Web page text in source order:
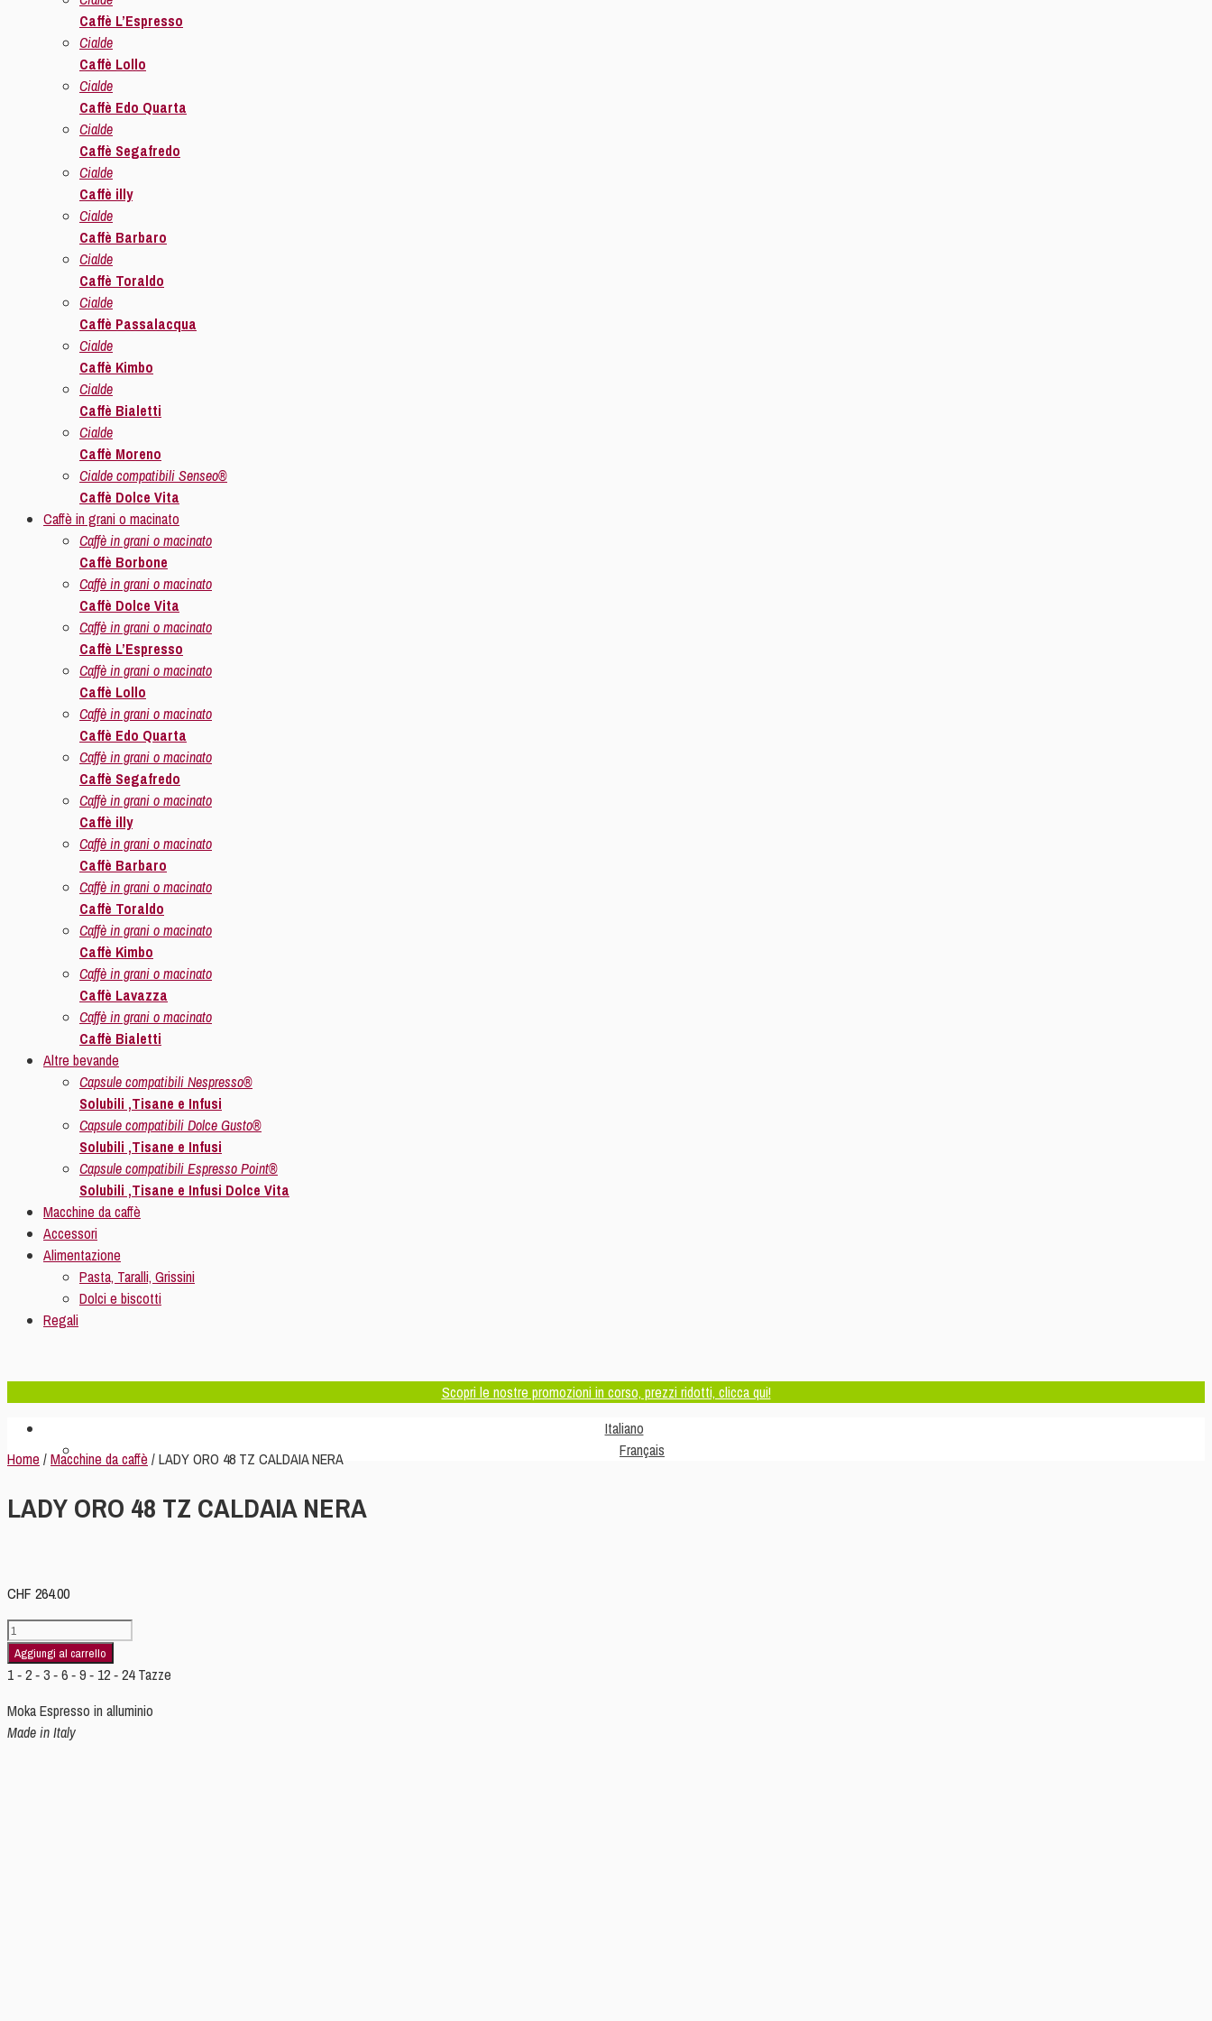
Caffè L’Espresso
Cialde
Caffè Lollo
Cialde
Caffè Edo Quarta
Cialde
Caffè Segafredo
Cialde
Caffè illy
Cialde
Caffè Barbaro
Cialde
Caffè Toraldo
Cialde
Caffè Passalacqua
Cialde
Caffè Kimbo
Cialde
Caffè Bialetti
Cialde
Caffè Moreno
Cialde compatibili Senseo®
Caffè Dolce Vita
Caffè in grani o macinato
Caffè in grani o macinato
Caffè Borbone
Caffè in grani o macinato
Caffè Dolce Vita
Caffè in grani o macinato
Caffè L’Espresso
Caffè in grani o macinato
Caffè Lollo
Caffè in grani o macinato
Caffè Edo Quarta
Caffè in grani o macinato
Caffè Segafredo
Caffè in grani o macinato
Caffè illy
Caffè in grani o macinato
Caffè Barbaro
Caffè in grani o macinato
Caffè Toraldo
Caffè in grani o macinato
Caffè Kimbo
Caffè in grani o macinato
Caffè Lavazza
Caffè in grani o macinato
Caffè Bialetti
Altre bevande
Capsule compatibili Nespresso®
Solubili ,Tisane e Infusi
Capsule compatibili Dolce Gusto®
Solubili ,Tisane e Infusi
Capsule compatibili Espresso Point®
Solubili ,Tisane e Infusi Dolce Vita
Macchine da caffè
Accessori
Alimentazione
Pasta, Taralli, Grissini
Dolci e biscotti
Regali
Scopri le nostre promozioni in corso, prezzi ridotti, clicca qui!
Italiano
Français
Home /Macchine da caffè / LADY ORO 48 TZ CALDAIA NERA
LADY ORO 48 TZ CALDAIA NERA
CHF 264.00
LADY
ORO
48
CALDAIA
NERA
Aggiungi al carrello
1 ‐ 2 ‐ 3 ‐ 6 ‐ 9 ‐ 12 ‐ 24Tazze
Moka Espresso in alluminio
Made in Italy